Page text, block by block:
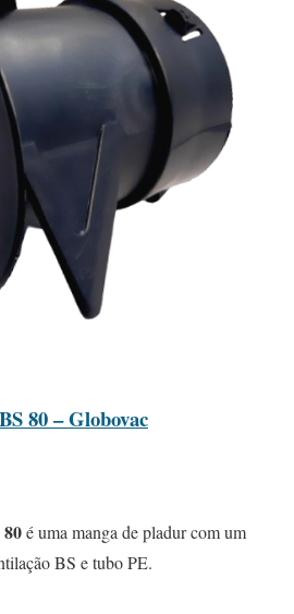
80 – Globovac
é uma manga de pladur com um
BS e tubo PE.